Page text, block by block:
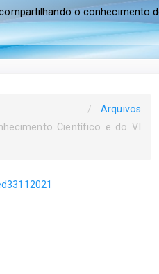
o conhecimento
Arquivos
Científico e do VI